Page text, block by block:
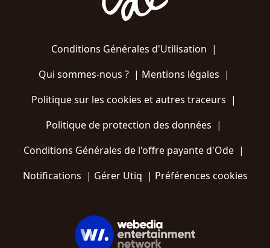
Conditions Générales d'Utilisation |
Qui sommes-nous ?| Mentions légales |
Politique sur les cookies et autres traceurs |
Politique de protection des données |
Conditions Générales de l'offre payante d'Ode |
Notifications | Gérer Utiq | Préférences cookies